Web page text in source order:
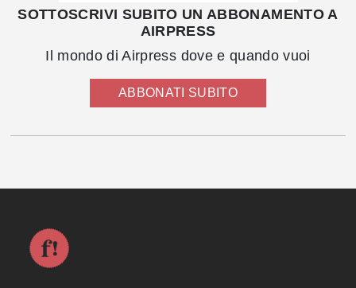
SOTTOSCRIVI SUBITO UN ABBONAMENTO A
AIRPRESS
Il mondo di Airpress dove e quando vuoi
ABBONATI SUBITO